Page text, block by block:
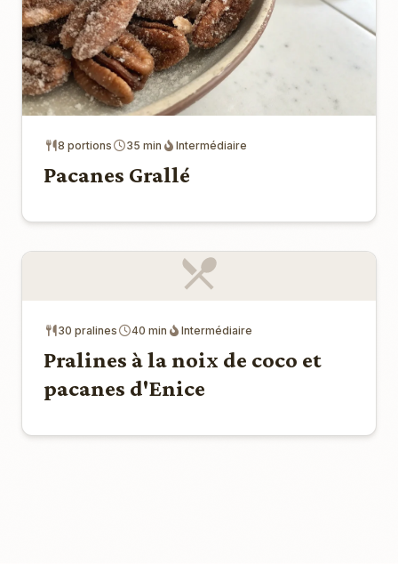
8 portions 35 min Intermédiaire
Pacanes Grallé
30 pralines 40 min Intermédiaire
Pralines à la noix de coco et
pacanes d'Enice